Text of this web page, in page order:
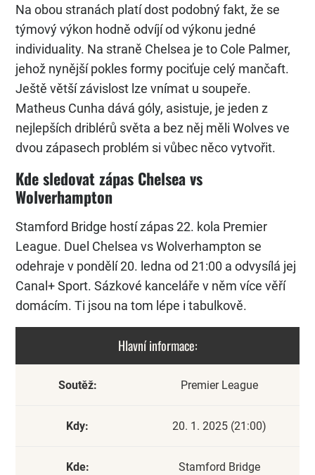
Na obou stranách platí dost podobný fakt, že se
týmový výkon hodně odvíjí od výkonu jedné
individuality. Na straně Chelsea je to Cole Palmer,
jehož nynější pokles formy pociťuje celý mančaft.
Ještě větší závislost lze vnímat u soupeře.
Matheus Cunha dává góly, asistuje, je jeden z
nejlepších driblérů světa a bez něj měli Wolves ve
dvou zápasech problém si vůbec něco vytvořit.
Kde sledovat zápas Chelsea vs
Wolverhampton
Stamford Bridge hostí zápas 22. kola Premier
League. Duel Chelsea vs Wolverhampton se
odehraje v pondělí 20. ledna od 21:00 a odvysílá jej
Canal+ Sport. Sázkové kanceláře v něm více věří
domácím. Ti jsou na tom lépe i tabulkově.
Hlavní informace:
Soutěž: Premier League
Kdy: 20. 1. 2025 (21:00)
Kde: Stamford Bridge